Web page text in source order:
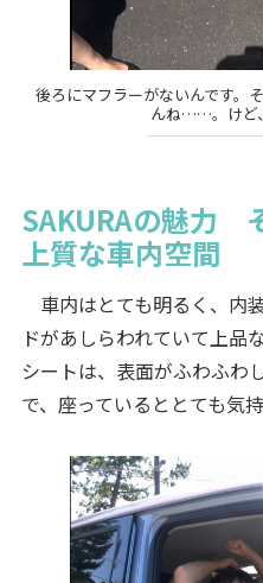
後ろにマフラーがないんです。
んね……。けど
SAKURAの魅力
上質な車内空間
車内はとても明るく、内
ドがあしらわれていて上品
シートは、表面がふわふわ
で、座っているととても気